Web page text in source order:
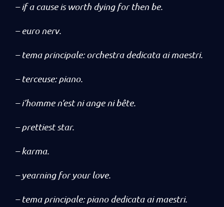
– if a cause is worth dying for then be.
– euro nerv.
– tema principale: orchestra dedicata ai maestri.
– terceuse: piano.
– i’homme n’est ni ange ni bête.
– prettiest star.
– karma.
– yearning for your love.
– tema principale: piano dedicata ai maestri.